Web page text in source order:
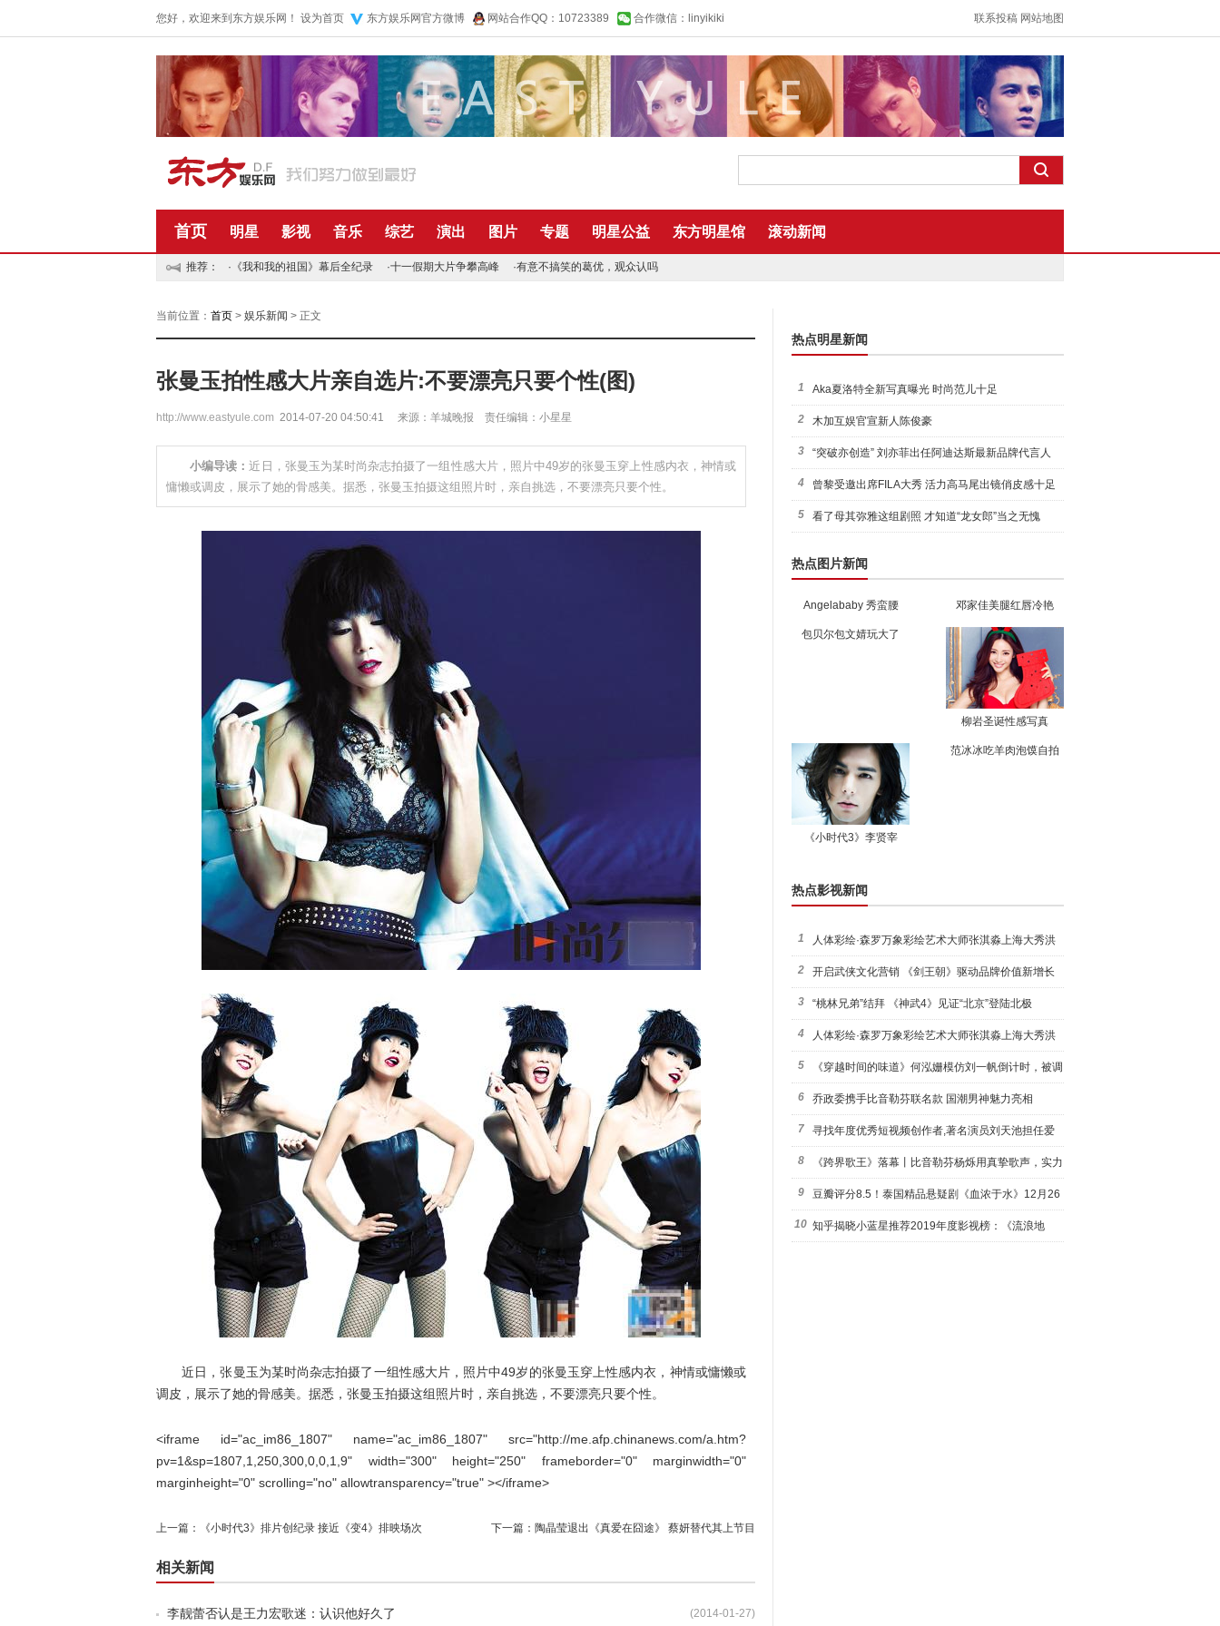
您好，欢迎来到东方娱乐网！ 设为首页 东方娱乐网官方微博 网站合作QQ：10723389 合作微信：linyikiki 联系投稿 网站地图
首页 明星 影视 音乐 综艺 演出 图片 专题 明星公益 东方明星馆 滚动新闻
推荐： · 《我和我的祖国》幕后全纪录 ·十一假期大片争攀高峰 ·有意不搞笑的葛优，观众认吗
当前位置： 首页 > 娱乐新闻 > 正文
张曼玉拍性感大片亲自选片:不要漂亮只要个性(图)
http://www.eastyule.com 2014-07-20 04:50:41 来源：羊城晚报 责任编辑：小星星
小编导读：近日，张曼玉为某时尚杂志拍摄了一组性感大片，照片中49岁的张曼玉穿上性感内衣，神情或
慵懒或调皮，展示了她的骨感美。据悉，张曼玉拍摄这组照片时，亲自挑选，不要漂亮只要个性。
近日，张曼玉为某时尚杂志拍摄了一组性感大片，照片中49岁的张曼玉穿上性感内衣，神情或慵懒或
调皮，展示了她的骨感美。据悉，张曼玉拍摄这组照片时，亲自挑选，不要漂亮只要个性。
<iframe id="ac_im86_1807" name="ac_im86_1807" src="http://me.afp.chinanews.com/a.htm?
pv=1&sp=1807,1,250,300,0,0,1,9" width="300" height="250" frameborder="0" marginwidth="0"
marginheight="0" scrolling="no" allowtransparency="true" ></iframe>
上一篇： 《小时代3》排片创纪录 接近《变4》排映场次 下一篇： 陶晶莹退出《真爱在囧途》 蔡妍替代其上节目
相关新闻
(2014-01-27)
李靓蕾否认是王力宏歌迷：认识他好久了
热点明星新闻
1 Aka夏洛特全新写真曝光 时尚范儿十足
2 木加互娱官宣新人陈俊豪
3 “突破亦创造” 刘亦菲出任阿迪达斯最新品牌代言人
引爆
4 曾黎受邀出席FILA大秀 活力高马尾出镜俏皮感十足
5 看了母其弥雅这组剧照 才知道“龙女郎”当之无愧
热点图片新闻
Angelababy 秀蛮腰 邓家佳美腿红唇冷艳
包贝尔包文婧玩大了
柳岩圣诞性感写真
《小时代3》李贤宰
范冰冰吃羊肉泡馍自拍
热点影视新闻
1 人体彩绘·森罗万象彩绘艺术大师张淇淼上海大秀洪
荒宇宙
2 开启武侠文化营销 《剑王朝》驱动品牌价值新增长
3 “桃林兄弟”结拜 《神武4》见证“北京”登陆北极
4 人体彩绘·森罗万象彩绘艺术大师张淇淼上海大秀洪
荒宇宙
5 《穿越时间的味道》何泓姗模仿刘一帆倒计时，被调
侃“学人
6 乔政委携手比音勒芬联名款 国潮男神魅力亮相
7 寻找年度优秀短视频创作者,著名演员刘天池担任爱
奇艺号"奇
8 《跨界歌王》落幕丨比音勒芬杨烁用真挚歌声，实力
圈粉!
9 豆瓣评分8.5！泰国精品悬疑剧《血浓于水》12月26
日西瓜视
10 知乎揭晓小蓝星推荐2019年度影视榜：《流浪地